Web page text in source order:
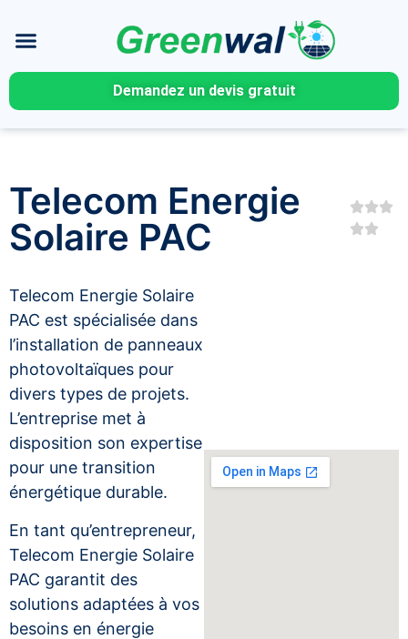
Demandez un devis gratuit
Telecom Energie
Solaire PAC
Telecom Energie Solaire
PAC est spécialisée dans
l’installation de panneaux
photovoltaïques pour
divers types de projets.
L’entreprise met à
disposition son expertise
pour une transition
énergétique durable.
En tant qu’entrepreneur,
Telecom Energie Solaire
PAC garantit des
solutions adaptées à vos
besoins en énergie